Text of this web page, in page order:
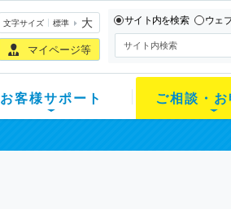
文字サイズ 標準 大
マイページ等
サイト内を検索 ウェ
お客様サポート ご相談・